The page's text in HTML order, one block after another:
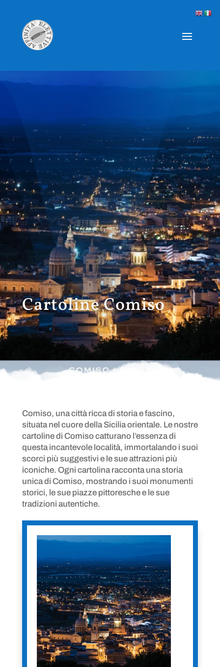
Cartoline Comiso
Comiso, una città ricca di storia e fascino,
situata nel cuore della Sicilia orientale. Le nostre
cartoline di Comiso catturano l’essenza di
questa incantevole località, immortalando i suoi
scorci più suggestivi e le sue attrazioni più
iconiche. Ogni cartolina racconta una storia
unica di Comiso, mostrando i suoi monumenti
storici, le sue piazze pittoresche e le sue
tradizioni autentiche.